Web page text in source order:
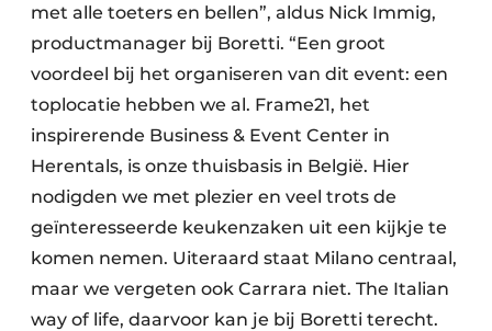
met alle toeters en bellen”, aldus Nick Immig,
productmanager bij Boretti. “Een groot
voordeel bij het organiseren van dit event: een
toplocatie hebben we al. Frame21, het
inspirerende Business & Event Center in
Herentals, is onze thuisbasis in België. Hier
nodigden we met plezier en veel trots de
geïnteresseerde keukenzaken uit een kijkje te
komen nemen. Uiteraard staat Milano centraal,
maar we vergeten ook Carrara niet. The Italian
way of life, daarvoor kan je bij Boretti terecht.